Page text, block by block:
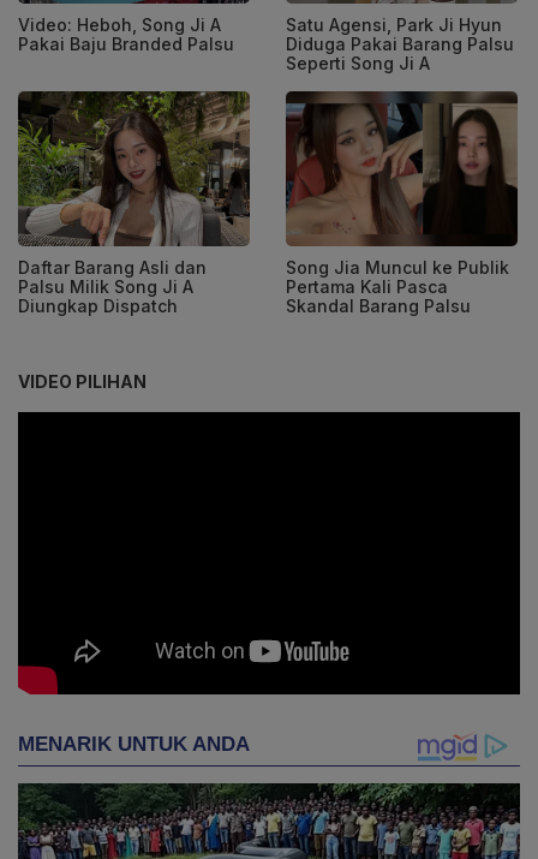
Video: Heboh, Song Ji A
Pakai Baju Branded Palsu
Satu Agensi, Park Ji Hyun
Diduga Pakai Barang Palsu
Seperti Song Ji A
Daftar Barang Asli dan
Palsu Milik Song Ji A
Diungkap Dispatch
Song Jia Muncul ke Publik
Pertama Kali Pasca
Skandal Barang Palsu
VIDEO PILIHAN